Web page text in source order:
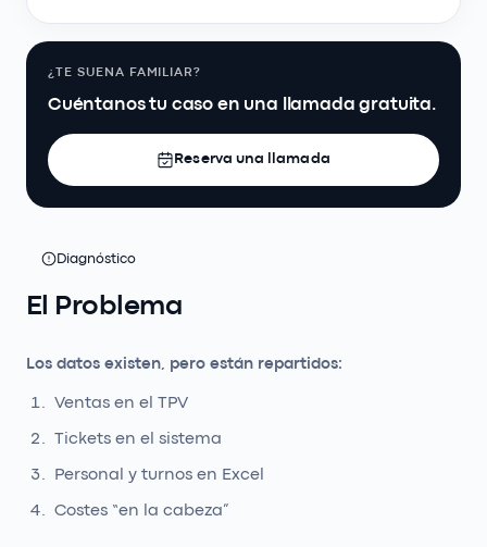
¿TE SUENA FAMILIAR?
Cuéntanos tu caso en una llamada gratuita.
Reserva una llamada
Diagnóstico
El Problema
Los datos existen, pero están repartidos:
Ventas en el TPV
Tickets en el sistema
Personal y turnos en Excel
Costes “en la cabeza”